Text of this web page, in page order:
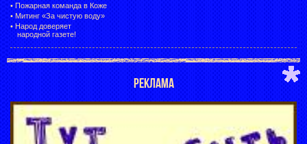
• Пожарная команда в Коже
• Митинг «За чистую воду»
• Народ доверяет
народной газете!
РЕКЛАМА